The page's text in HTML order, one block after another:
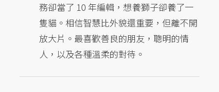
務卻當了 10 年編輯，想養獅子卻養了一
隻貓。相信智慧比外貌還重要，但離不開
放大片。最喜歡善良的朋友，聰明的情
人，以及各種溫柔的對待。